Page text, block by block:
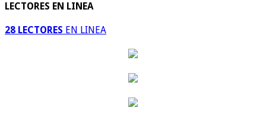
LECTORES EN LINEA
28 LECTORES EN LINEA